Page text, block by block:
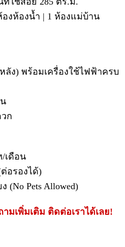
งห้องน้ำ | 1 ห้องแม่บ้าน
ลัง) พร้อมเครื่องใช้ไฟฟ้าครบ
ก
/เดือน
อรองได้)
(No Pets Allowed)
มเพิ่มเติม ติดต่อเราได้เลย!